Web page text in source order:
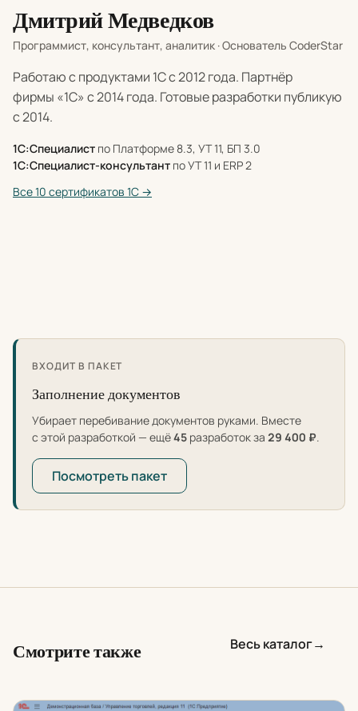
Дмитрий Медведков
Программист, консультант, аналитик · Основатель CoderStar
Работаю с продуктами 1С с 2012 года. Партнёр
фирмы «1С» с 2014 года. Готовые разработки публикую
с 2014.
1С:Специалист по Платформе 8.3, УТ 11, БП 3.0
1С:Специалист-консультант по УТ 11 и ERP 2
Все 10 сертификатов 1С →
ВХОДИТ В ПАКЕТ
Заполнение документов
Убирает перебивание документов руками. Вместе
с этой разработкой — ещё45 разработок за 29 400 ₽.
Посмотреть пакет
Смотрите также Весь каталог→